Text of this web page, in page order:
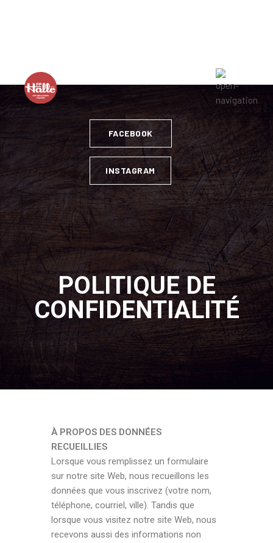
FACEBOOK
INSTAGRAM
POLITIQUE DE
CONFIDENTIALITÉ
À PROPOS DES DONNÉES
RECUEILLIES
Lorsque vous remplissez un formulaire
sur notre site Web, nous recueillons les
données que vous inscrivez (votre nom,
téléphone, courriel, ville). Tandis que
lorsque vous visitez notre site Web, nous
recevons aussi des informations non